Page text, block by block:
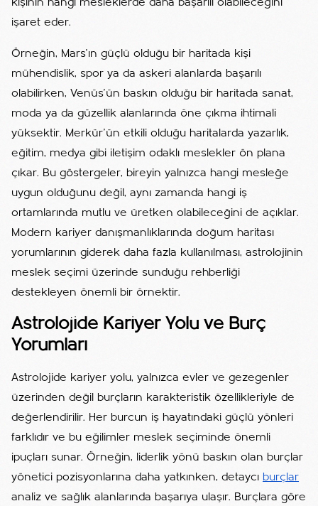
kişinin hangi mesleklerde daha başarılı olabileceğini
işaret eder.
Örneğin, Mars’ın güçlü olduğu bir haritada kişi
mühendislik, spor ya da askeri alanlarda başarılı
olabilirken, Venüs’ün baskın olduğu bir haritada sanat,
moda ya da güzellik alanlarında öne çıkma ihtimali
yüksektir. Merkür’ün etkili olduğu haritalarda yazarlık,
eğitim, medya gibi iletişim odaklı meslekler ön plana
çıkar. Bu göstergeler, bireyin yalnızca hangi mesleğe
uygun olduğunu değil, aynı zamanda hangi iş
ortamlarında mutlu ve üretken olabileceğini de açıklar.
Modern kariyer danışmanlıklarında doğum haritası
yorumlarının giderek daha fazla kullanılması, astrolojinin
meslek seçimi üzerinde sunduğu rehberliği
destekleyen önemli bir örnektir.
Astrolojide Kariyer Yolu ve Burç
Yorumları
Astrolojide kariyer yolu, yalnızca evler ve gezegenler
üzerinden değil burçların karakteristik özellikleriyle de
değerlendirilir. Her burcun iş hayatındaki güçlü yönleri
farklıdır ve bu eğilimler meslek seçiminde önemli
ipuçları sunar. Örneğin, liderlik yönü baskın olan burçlar
yönetici pozisyonlarına daha yatkınken, detaycı burçlar
analiz ve sağlık alanlarında başarıya ulaşır. Burçlara göre